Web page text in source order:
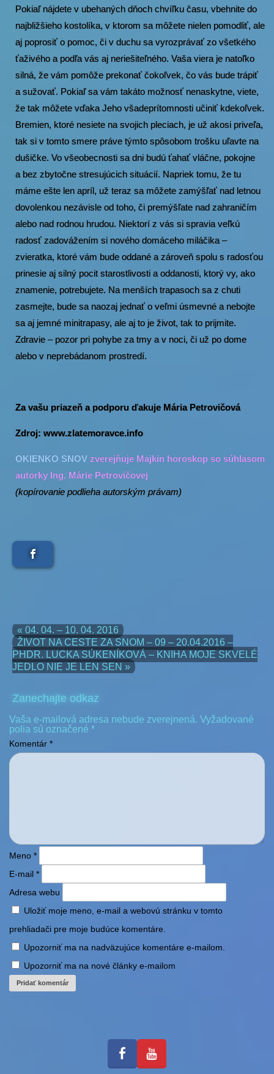
Pokiaľ nájdete v ubehaných dňoch chvíľku času, vbehnite do
najbližšieho kostolíka, v ktorom sa môžete nielen pomodliť, ale
aj poprosiť o pomoc, či v duchu sa vyrozprávať zo všetkého
ťaživého a podľa vás aj neriešiteľného. Vaša viera je natoľko
silná, že vám pomôže prekonať čokoľvek, čo vás bude trápiť
a sužovať. Pokiaľ sa vám takáto možnosť nenaskytne, viete,
že tak môžete vďaka Jeho všadeprítomnosti učiniť kdekoľvek.
Bremien, ktoré nesiete na svojich pleciach, je už akosi priveľa,
tak si v tomto smere práve týmto spôsobom trošku uľavte na
dušičke. Vo všeobecnosti sa dni budú ťahať vláčne, pokojne
a bez zbytočne stresujúcich situácií. Napriek tomu, že tu
máme ešte len apríl, už teraz sa môžete zamýšľať nad letnou
dovolenkou nezávisle od toho, či premýšľate nad zahraničím
alebo nad rodnou hrudou. Niektorí z vás si spravia veľkú
radosť zadovážením si nového domáceho miláčika –
zvieratka, ktoré vám bude oddané a zároveň spolu s radosťou
prinesie aj silný pocit starostlivosti a oddanosti, ktorý vy, ako
znamenie, potrebujete. Na menších trapasoch sa z chuti
zasmejte, bude sa naozaj jednať o veľmi úsmevné a nebojte
sa aj jemné minitrapasy, ale aj to je život, tak to prijmite.
Zdravie – pozor pri pohybe za tmy a v noci, či už po dome
alebo v neprebádanom prostredí.
Za vašu priazeň a podporu ďakuje Mária Petrovičová
Zdroj: www.zlatemoravce.info
OKIENKO SNOV zverejňuje Majkin horoskop so súhlasom
autorky Ing. Márie Petrovičovej
(kopírovanie podlieha autorským právam)
« 04. 04. – 10. 04. 2016
ŽIVOT NA CESTE ZA SNOM – 09 – 20.04.2016 –
PHDR. LUCKA SÚKENÍKOVÁ – KNIHA MOJE SKVELÉ
JEDLO NIE JE LEN SEN »
Zanechajte odkaz
Vaša e-mailová adresa nebude zverejnená. Vyžadované
polia sú označené *
Komentár *
Meno *
E-mail *
Adresa webu
Uložiť moje meno, e-mail a webovú stránku v tomto
prehliadači pre moje budúce komentáre.
Upozorniť ma na nadväzujúce komentáre e-mailom.
Upozorniť ma na nové články e-mailom